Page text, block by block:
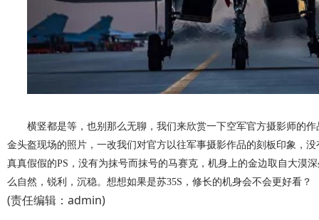
横竖都是等，也别那么无聊，我们来欣赏一下空军官方摄影师的作
金头盔现场的照片，一改我们对官方以往军事摄影作品的刻板印象，
真真假假的PS，没有为抹号而抹号的马赛克，机身上的金边取自大漠
么自然，锐利，沉稳。想想如果是苏35S，修长的机身会不会更好看？
(责任编辑：admin)